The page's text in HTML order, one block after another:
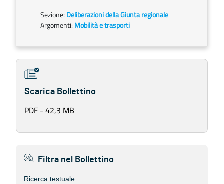
Sezione: Deliberazioni della Giunta regionale
Argomenti: Mobilità e trasporti
Scarica Bollettino
PDF - 42,3 MB
Filtra nel Bollettino
Ricerca testuale